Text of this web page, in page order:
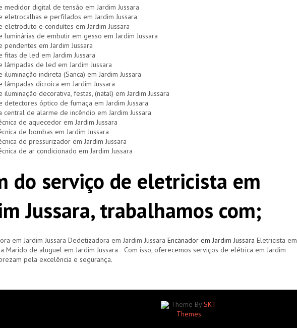
medidor digital de tensão em Jardim Jussara
eletrocalhas e perfilados em Jardim Jussara
eletroduto e conduítes em Jardim Jussara
luminárias de embutir em gesso em Jardim Jussara
pendentes em Jardim Jussara
fitas de led em Jardim Jussara
lâmpadas de led em Jardim Jussara
iluminação indireta (Sanca) em Jardim Jussara
lâmpadas dicroica em Jardim Jussara
iluminação decorativa, festas, (natal) em Jardim Jussara
detectores óptico de fumaça em Jardim Jussara
central de alarme de incêndio em Jardim Jussara
de aquecedor em Jardim Jussara
de bombas em Jardim Jussara
de pressurizador em Jardim Jussara
de ar condicionado em Jardim Jussara
do serviço de eletricista em
Jussara, trabalhamos com;
em Jardim Jussara Dedetizadora em Jardim Jussara Encanador em Jardim Jussara Eletricista em
Marido de aluguel em Jardim Jussara Com isso, oferecemos serviços de elétrica em Jardim
pela excelência e segurança.
Theme By SKT
Themes